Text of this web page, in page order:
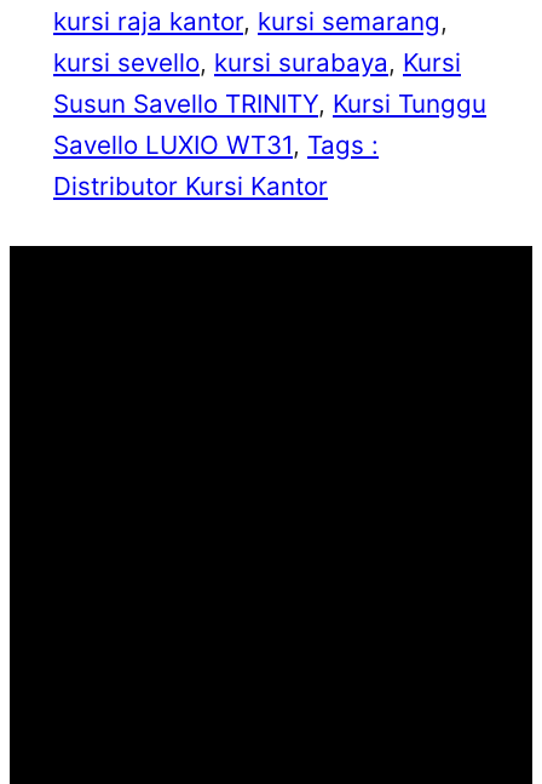
kursi raja kantor, kursi semarang
kursi sevello, kursi surabaya, Kursi
Susun Savello TRINITY, Kursi Tunggu
Savello LUXIO WT31, Tags :
Distributor Kursi Kantor